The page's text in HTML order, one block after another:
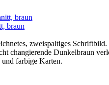
braun
zweispaltiges
changierende Dunkelbraun
farbige Karten.